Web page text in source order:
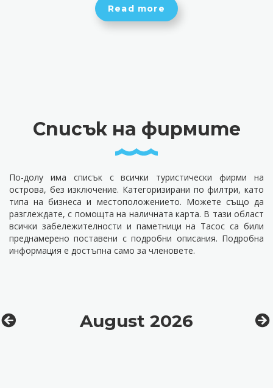
Read more
Списък на фирмите
По-долу има списък с всички туристически фирми на
острова, без изключение. Категоризирани по филтри, като
типа на бизнеса и местоположението. Можете също да
разглеждате, с помощта на наличната карта. В тази област
всички забележителности и паметници на Тасос са били
преднамерено поставени с подробни описания. Подробна
информация е достъпна само за членовете.
August 2026